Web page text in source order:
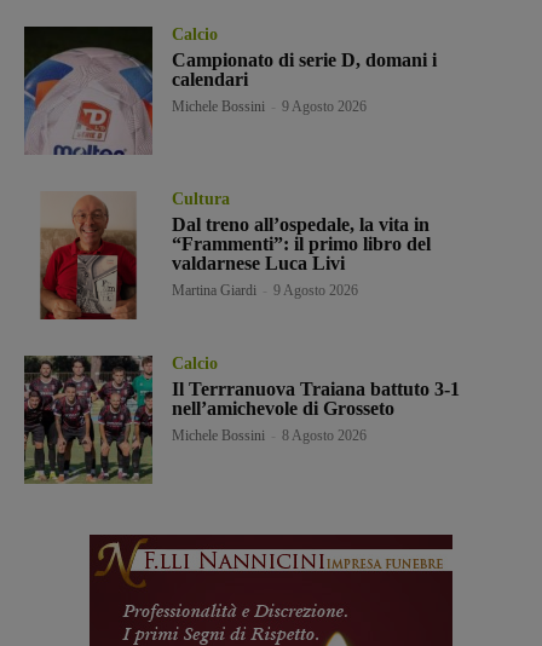
Calcio
Campionato di serie D, domani i
calendari
Michele Bossini 9 Agosto 2026
Cultura
Dal treno all’ospedale, la vita in
“Frammenti”: il primo libro del
valdarnese Luca Livi
Martina Giardi 9 Agosto 2026
Calcio
Il Terrranuova Traiana battuto 3-1
nell’amichevole di Grosseto
Michele Bossini 8 Agosto 2026